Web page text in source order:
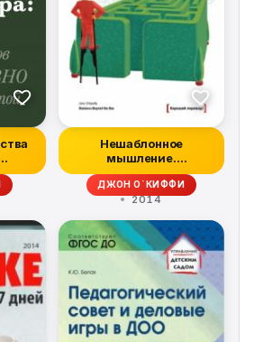
Нешаблонное
мышление.
Проверенная
методика достиже...
ДЖОН О`КИФФИ
2014